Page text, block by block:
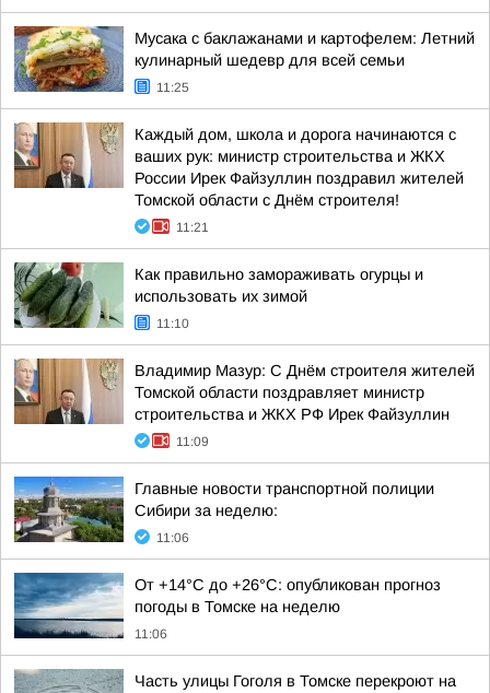
Мусака с баклажанами и картофелем: Летний
кулинарный шедевр для всей семьи
11:25
Каждый дом, школа и дорога начинаются с
ваших рук: министр строительства и ЖКХ
России Ирек Файзуллин поздравил жителей
Томской области с Днём строителя!
11:21
Как правильно замораживать огурцы и
использовать их зимой
11:10
Владимир Мазур: С Днём строителя жителей
Томской области поздравляет министр
строительства и ЖКХ РФ Ирек Файзуллин
11:09
Главные новости транспортной полиции
Сибири за неделю:
11:06
От +14°С до +26°С: опубликован прогноз
погоды в Томске на неделю
11:06
Часть улицы Гоголя в Томске перекроют на